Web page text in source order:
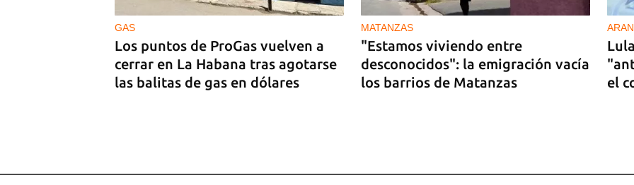
de julio de 2026
GAS
Los puntos de ProGas vuelven a
cerrar en La Habana tras agotarse
las balitas de gas en dólares
MATANZAS
"Estamos viviendo entre
desconocidos": la emigración vacía
los barrios de Matanzas
el